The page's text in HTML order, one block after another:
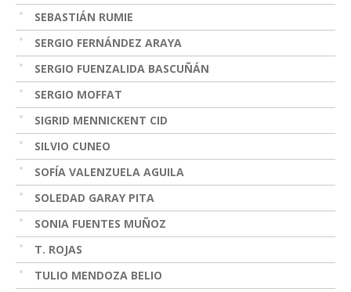
SEBASTIÁN RUMIE
SERGIO FERNÁNDEZ ARAYA
SERGIO FUENZALIDA BASCUÑÁN
SERGIO MOFFAT
SIGRID MENNICKENT CID
SILVIO CUNEO
SOFÍA VALENZUELA AGUILA
SOLEDAD GARAY PITA
SONIA FUENTES MUÑOZ
T. ROJAS
TULIO MENDOZA BELIO